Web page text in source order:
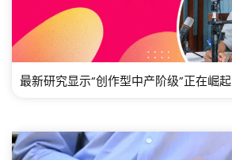
最新研究显示“创作型中产阶级”正在崛起